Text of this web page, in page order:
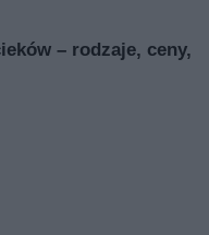
– rodzaje, ceny,